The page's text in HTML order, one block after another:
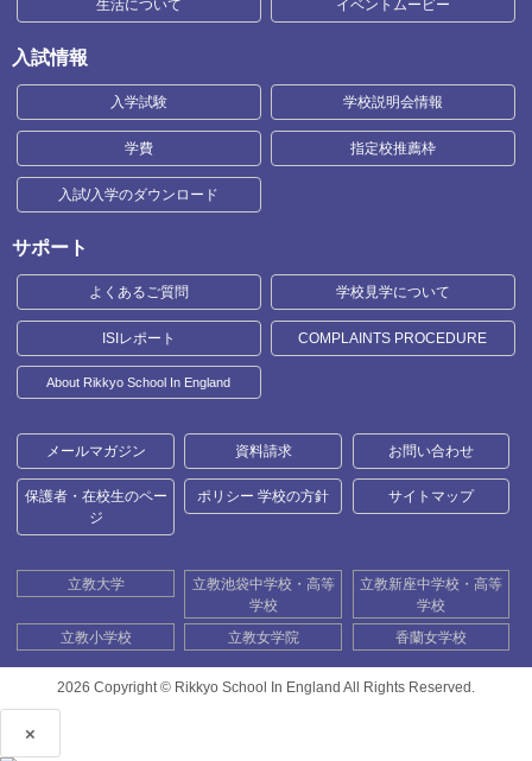
生活について イベントムービー
入試情報
入学試験 学校説明会情報
学費 指定校推薦枠
入試/入学のダウンロード
サポート
よくあるご質問 学校見学について
ISIレポート COMPLAINTS PROCEDURE
About Rikkyo School In England
メールマガジン 資料請求 お問い合わせ
保護者・在校生のペー
ジ
ポリシー 学校の方針 サイトマップ
立教大学
立教池袋中学校・高等
学校
立教新座中学校・高等
学校
立教小学校
立教女学院 香蘭女学校
2026 Copyright © Rikkyo School In England All Rights Reserved.
×